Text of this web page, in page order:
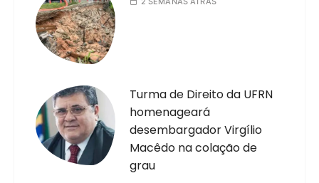
Turma de Direito da UFRN
homenageará
desembargador Virgílio
Macêdo na colação de
grau